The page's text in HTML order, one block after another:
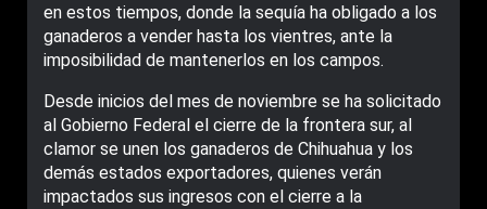
en estos tiempos, donde la sequía ha obligado a los
ganaderos a vender hasta los vientres, ante la
imposibilidad de mantenerlos en los campos.
Desde inicios del mes de noviembre se ha solicitado
al Gobierno Federal el cierre de la frontera sur, al
clamor se unen los ganaderos de Chihuahua y los
demás estados exportadores, quienes verán
impactados sus ingresos con el cierre a la